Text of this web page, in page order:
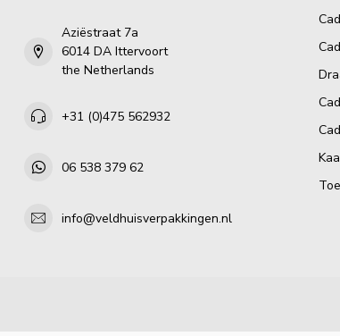
Aziëstraat 7a
6014 DA Ittervoort
the Netherlands
+31 (0)475 562932
06 538 379 62
info@veldhuisverpakkingen.nl